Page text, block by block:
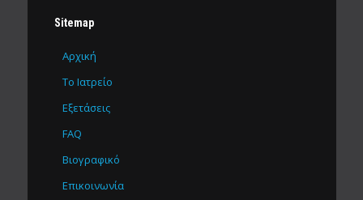
Sitemap
Αρχική
Το Ιατρείο
Εξετάσεις
FAQ
Βιογραφικό
Επικοινωνία